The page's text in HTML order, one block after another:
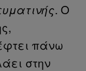
. Ο
πάνω
στην